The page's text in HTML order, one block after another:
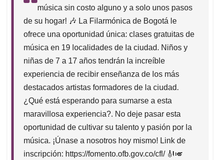
música sin costo alguno y a solo unos pasos
de su hogar! 🎶 La Filarmónica de Bogotá le
ofrece una oportunidad única: clases gratuitas de
música en 19 localidades de la ciudad. Niños y
niñas de 7 a 17 años tendrán la increíble
experiencia de recibir enseñanza de los más
destacados artistas formadores de la ciudad.
¿Qué está esperando para sumarse a esta
maravillosa experiencia?. No deje pasar esta
oportunidad de cultivar su talento y pasión por la
música. ¡Únase a nosotros hoy mismo! Link de
inscripción: https://fomento.ofb.gov.co/cfl/ 🎻🎺